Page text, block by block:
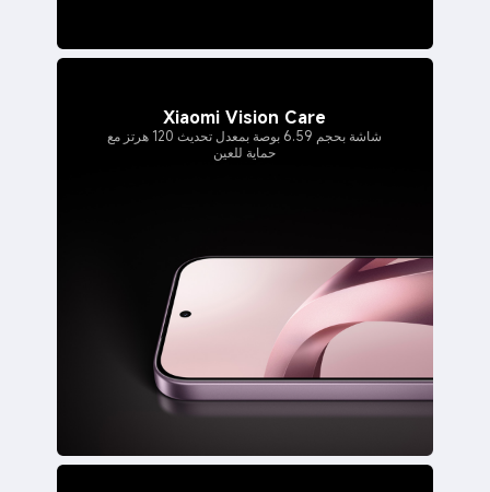
Xiaomi Vision Care
شاشة بحجم 6.59 بوصة بمعدل تحديث 120 هرتز مع
حماية للعين